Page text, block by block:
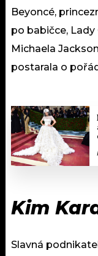
Beyoncé,
po babičce,
Michaela
postarala o
Kim
Slavná